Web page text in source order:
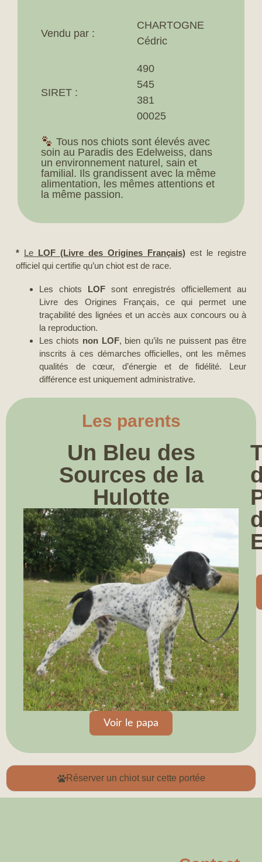
Vendu par :
CHARTOGNE
Cédric
SIRET :
490
545
381
00025
Tous nos chiots sont élevés avec
soin au Paradis des Edelweiss, dans
un environnement naturel, sain et
familial. Ils grandissent avec la même
alimentation, les mêmes attentions et
la même passion.
* Le LOF (Livre des Origines Français) est le registre
officiel qui certifie qu’un chiot est de race.
Les chiots LOF sont enregistrés officiellement au
Livre des Origines Français, ce qui permet une
traçabilité des lignées et un accès aux concours ou à
la reproduction.
Les chiots non LOF, bien qu’ils ne puissent pas être
inscrits à ces démarches officielles, ont les mêmes
qualités de cœur, d’énergie et de fidélité. Leur
différence est uniquement administrative.
Les parents
Un Bleu des
Sources de la
Hulotte
Voir le papa
Réserver un chiot sur cette portée